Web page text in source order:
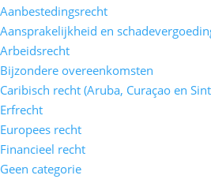
Aanbestedingsrecht
Aansprakelijkheid en
Arbeidsrecht
Bijzondere overeenkomsten
Caribisch recht (Aruba, Curaçao en
Erfrecht
Europees recht
Financieel recht
Geen categorie